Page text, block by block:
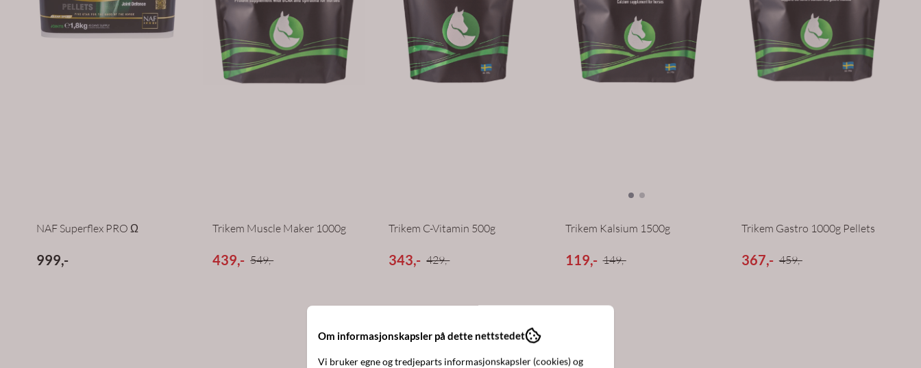
NAF Superflex PRO Ω
999,-
Trikem Muscle Maker 1000g
439,- 549,-
Trikem C-Vitamin 500g
343,- 429,-
Trikem Kalsium 1500g
119,- 149,-
Trikem Gastro 1000g Pellets
367,- 459,-
Om informasjonskapsler på dette nettstedet
Vi bruker egne og tredjeparts informasjonskapsler (cookies) og